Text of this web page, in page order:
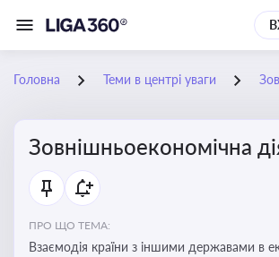
Головна Теми в центрі уваги
Зовнішньоекономічна
ПРО ЩО ТЕМА:
Взаємодія країни з іншими державами в